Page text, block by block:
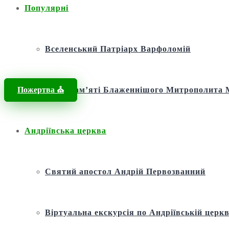
Популярні
Вселенський Патріарх Варфоломій
Фонд пам’яті Блаженнішого
Андріївська церква
Святий апостол Андрій Первозванний
Віртуальна екскурсія по Андріївській
Пожертва ⛪️